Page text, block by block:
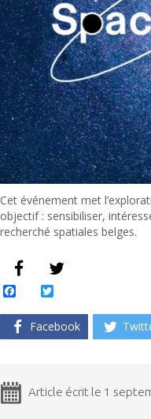
Cet événement met
objec­tif : sen­si­bilis­er,
recher­ché spa­tiales belges.
Facebook
Facebook
Article écrit le 1